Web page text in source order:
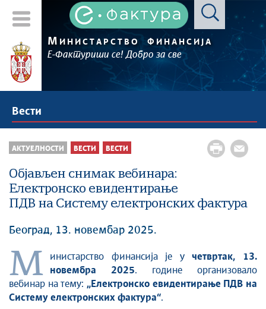
М ИНИСТАРСТВО ФИНАНСИЈА
Е-Фактуриши се! Добро за све
Вести
АКТУЕЛНОСТИ ВЕСТИ ВЕСТИ
Објављен снимак вебинара:
Електронско евидентирање
ПДВ на Систему електронских фактура
Београд, 13. новембар 2025.
М инистарство финансија је учетвртак, 13.
новембра 2025. године организовало
вебинар на тему: „Електронско евидентирање ПДВ на
Систему електронских фактура“.